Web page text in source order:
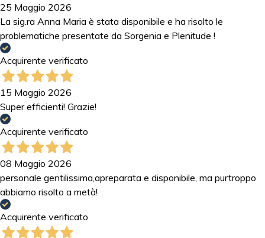
25 Maggio 2026
La sig.ra Anna Maria è stata disponibile e ha risolto le
problematiche presentate da Sorgenia e Plenitude !
Acquirente verificato
15 Maggio 2026
Super efficienti! Grazie!
Acquirente verificato
08 Maggio 2026
personale gentilissima,apreparata e disponibile, ma purtroppo
abbiamo risolto a metà!
Acquirente verificato